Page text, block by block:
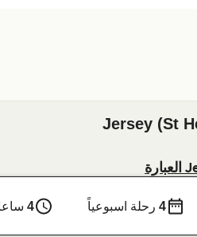
4 رحلة اسبوعياً 4